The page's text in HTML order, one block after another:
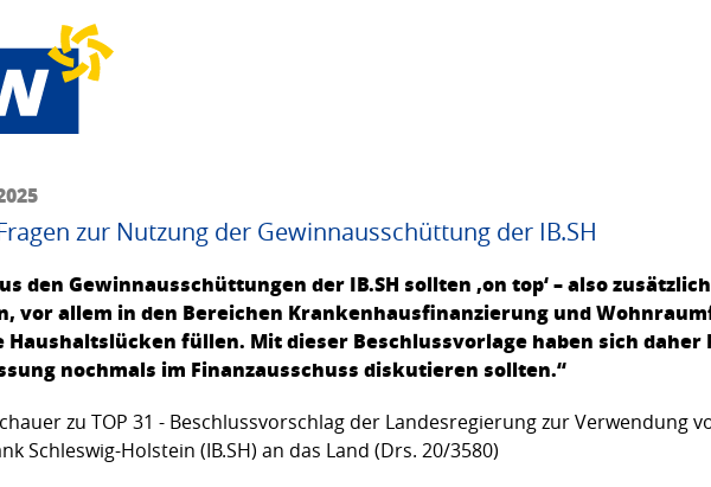
zur Nutzung der Gewinnausschüttung der IB.SH
den Gewinnausschüttungen der IB.SH sollten ‚on top‘ – also
vor allem in den Bereichen Krankenhausfinanzierung und
Haushaltslücken füllen. Mit dieser Beschlussvorlage haben sich
nochmals im Finanzausschuss diskutieren sollten.“
zu TOP 31 - Beschlussvorschlag der Landesregierung zur Verwendung
Schleswig-Holstein (IB.SH) an das Land (Drs. 20/3580)